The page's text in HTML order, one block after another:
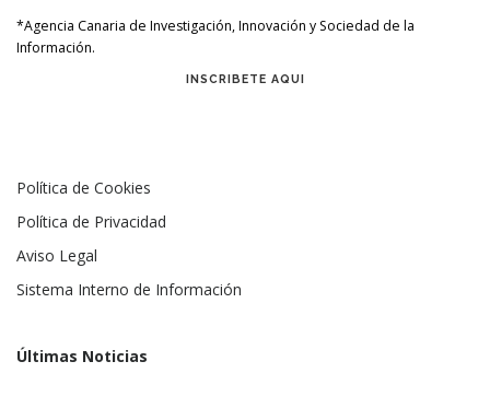
*Agencia Canaria de Investigación, Innovación y Sociedad de la
Información.
INSCRIBETE AQUI
Política de Cookies
Política de Privacidad
Aviso Legal
Sistema Interno de Información
Últimas Noticias